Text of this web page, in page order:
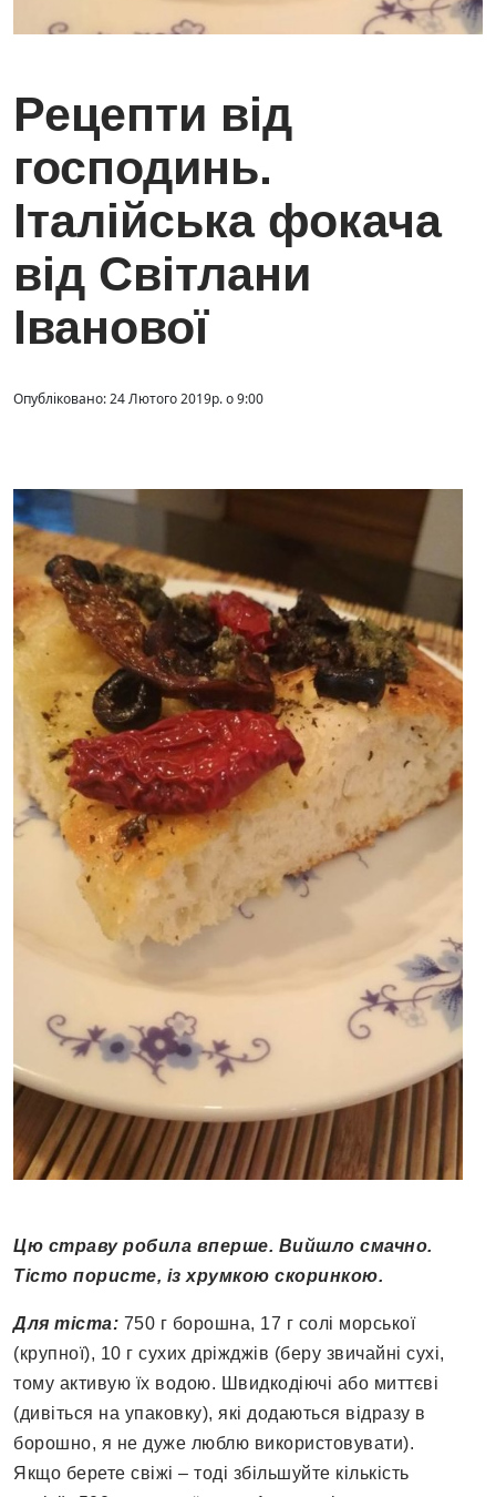
Рецепти від
господинь.
Італійська фокача
від Світлани
Іванової
Опубліковано: 24 Лютого 2019р. о 9:00
Цю страву робила вперше. Вийшло смачно.
Тісто пористе, із хрумкою скоринкою.
Для тіста: 750 г борошна, 17 г солі морської
(крупної), 10 г сухих дріжджів (беру звичайні сухі,
тому активую їх водою. Швидкодіючі або миттєві
(дивіться на упаковку), які додаються відразу в
борошно, я не дуже люблю використовувати).
Якщо берете свіжі – тоді збільшуйте кількість